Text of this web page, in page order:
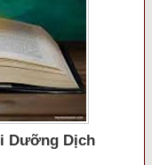
Dưỡng Dịch